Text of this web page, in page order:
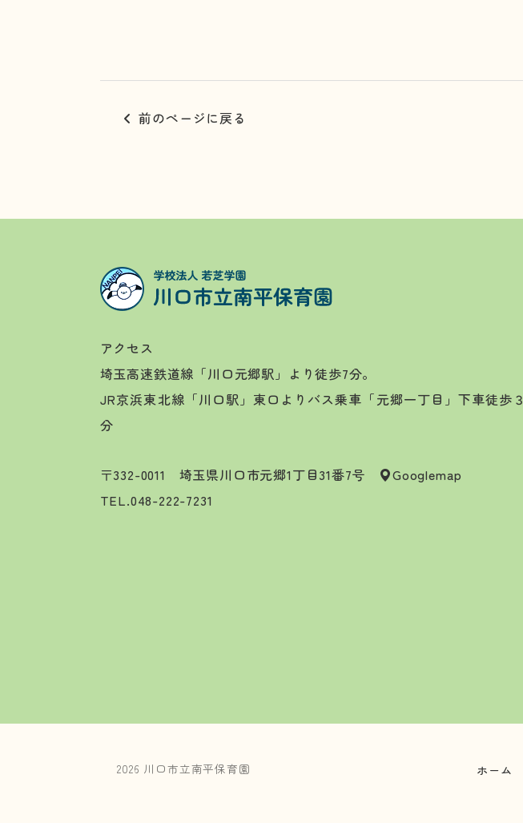
前のページに戻る
アクセス
埼玉高速鉄道線「川口元郷駅」より徒歩7分。
JR京浜東北線「川口駅」東口よりバス乗車「元郷一丁目」下車徒歩３
分
〒332-0011 埼玉県川口市元郷1丁目31番7号
Googlemap
TEL.048-222-7231
ホーム
2026 川口市立南平保育園